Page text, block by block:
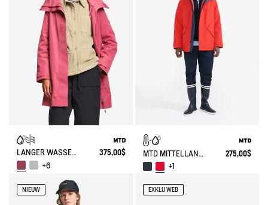
LANGER WASSERDICHTER PARKA MIT KAPUZE MTD®
375,00$
+6
MTD MITTELLANGE JACKE
275,00$
+1
NIEUW EXKLU WEB